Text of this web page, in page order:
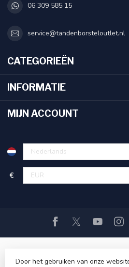
06 309 585 15
service@tandenborsteloutlet.nl
CATEGORIEËN
INFORMATIE
MIJN ACCOUNT
€
Door het gebruiken van onze